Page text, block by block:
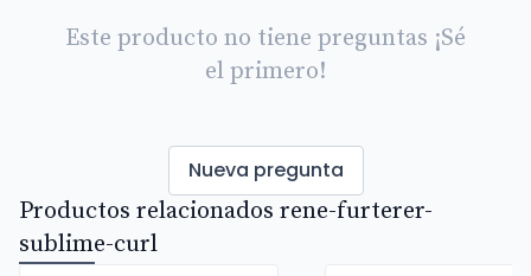
Este producto no tiene preguntas ¡Sé
el primero!
Nueva pregunta
Productos relacionados rene-furterer-
sublime-curl